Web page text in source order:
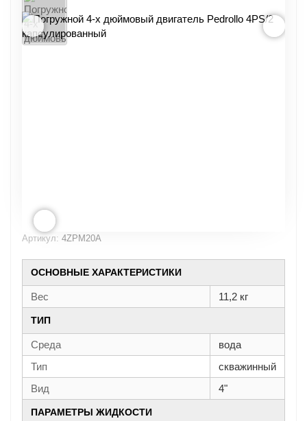
Артикул: 4ZPM20A
ОСНОВНЫЕ ХАРАКТЕРИСТИКИ
Вес 11,2 кг
ТИП
Среда
вода
Тип
скважинный
Вид
4"
ПАРАМЕТРЫ ЖИДКОСТИ